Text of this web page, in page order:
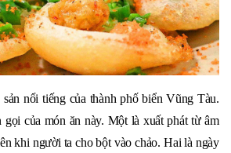
nổi tiếng của thành phố biển Vũng Tàu.
của món ăn này. Một là xuất phát từ âm
khi người ta cho bột vào chảo. Hai là ngày